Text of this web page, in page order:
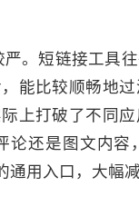
。短链接工具
能比较顺畅地
上打破了不同
还是图文内容
用入口，大幅